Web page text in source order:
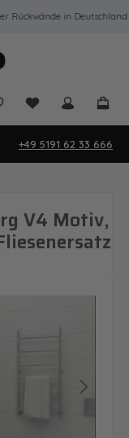
in Deutschland |
Du hast 0
+49 5191 62 33 666
V4 Motiv,